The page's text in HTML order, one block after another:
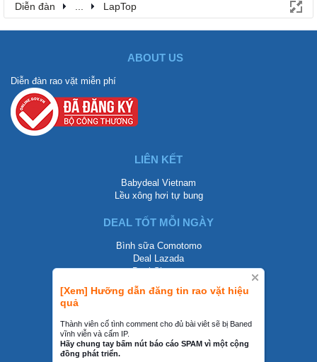
[Xem] Hưỡng dẫn đăng tin rao vặt hiệu
quả
Thành viên cố tình comment cho đủ bài viêt sẽ bị Baned
vĩnh viễn và cấm IP.
Hãy chung tay bấm nút báo cáo SPAM vì một cộng
đồng phát triển.
Diễn đàn ... LapTop
ABOUT US
Diễn đàn rao vặt miễn phí
LIÊN KẾT
Babydeal Vietnam
Lều xông hơi tự bung
DEAL TỐT MỖI NGÀY
Bình sữa Comotomo
Deal Lazada
Deal Shopee
LIÊN HỆ
0858002468
contact@mraovat.vn